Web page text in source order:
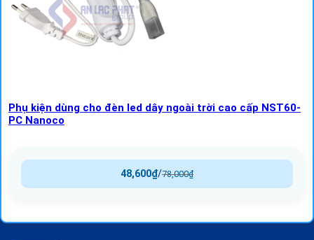
Phụ kiện dùng cho đèn led dây ngoài trời cao cấp NST60-
PC Nanoco
78,000₫
/
48,600₫